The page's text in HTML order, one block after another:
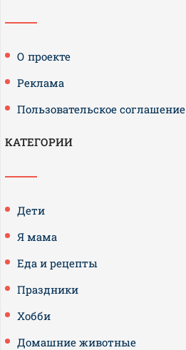
О проекте
Реклама
Пользовательское соглашение
КАТЕГОРИИ
Дети
Я мама
Еда и рецепты
Праздники
Хобби
Домашние животные